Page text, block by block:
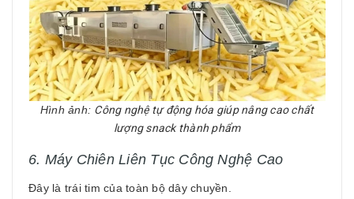
Hình ảnh: Công nghệ tự động hóa giúp nâng cao chất
lượng snack thành phẩm
6. Máy Chiên Liên Tục Công Nghệ Cao
Đây là trái tim của toàn bộ dây chuyền.